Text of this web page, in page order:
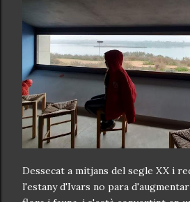
Dessecat a mitjans del segle XX i
l'estany d'Ivars no para